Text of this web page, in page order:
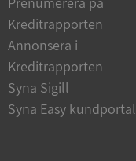
Kreditrapporten
Annonsera i
Kreditrapporten
Syna Sigill
Syna Easy kundportal